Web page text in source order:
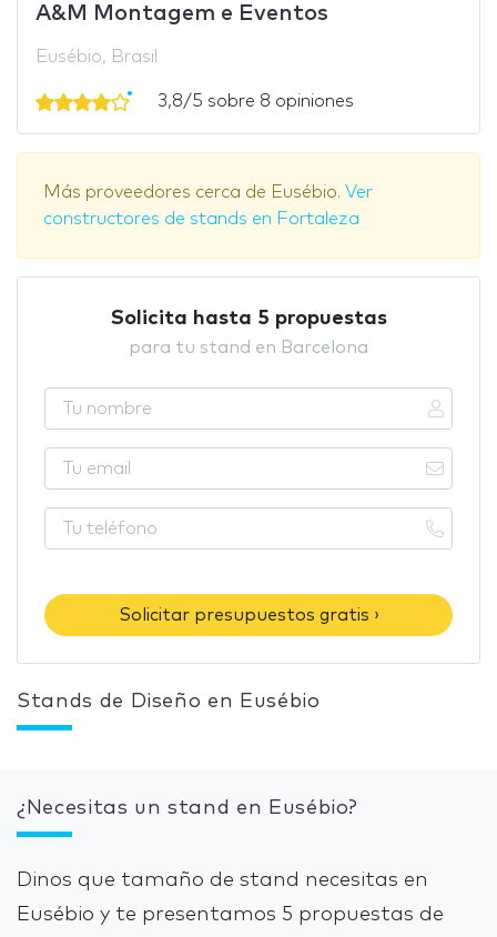
A&M Montagem e Eventos
Eusébio, Brasil
3,8/5 sobre 8 opiniones
Más proveedores cerca de Eusébio. Ver
constructores de stands en Fortaleza
Solicita hasta 5 propuestas
para tu stand en Barcelona
Solicitar presupuestos gratis ›
Stands de Diseño en Eusébio
¿Necesitas un stand en Eusébio?
Dinos que tamaño de stand necesitas en
Eusébio y te presentamos 5 propuestas de